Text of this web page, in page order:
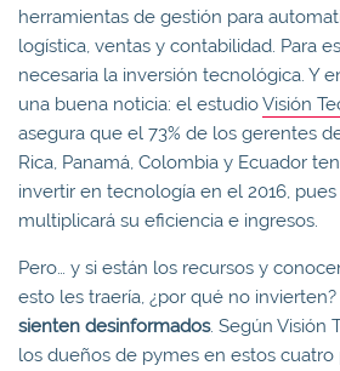
herramientas de gestión para
logística, ventas y contabilidad. Para
necesaria la inversión tecnológica. Y
una buena noticia: el estudioVisión
asegura que el 73% de los gerentes
Rica, Panamá, Colombia y Ecuador
invertir en tecnología en el 2016,
multiplicará su eficiencia e ingresos.
Pero… y si están los recursos y
esto les traería, ¿por qué no invierten?
sienten desinformados. Según Visión
los dueños de pymes en estos cuatro